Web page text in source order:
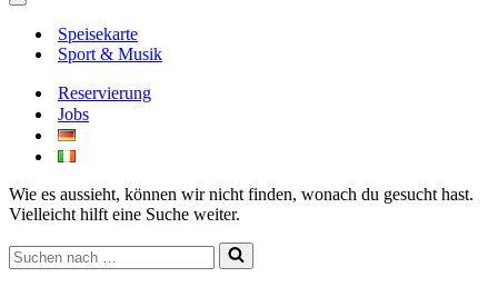
Navigationsmenü
Speisekarte
Sport & Musik
Reservierung
Jobs
Wie es aussieht, können wir nicht finden, wonach du gesucht hast.
Vielleicht hilft eine Suche weiter.
Suchen
nach …